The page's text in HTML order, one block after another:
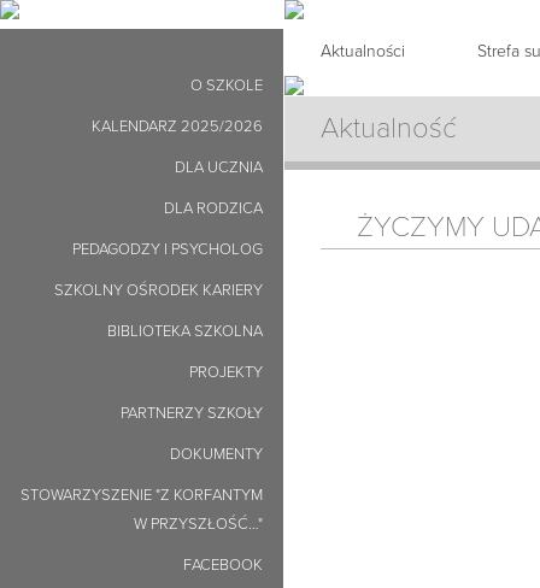
O SZKOLE
KALENDARZ 2025/2026
DLA UCZNIA
DLA RODZICA
PEDAGODZY I PSYCHOLOG
SZKOLNY OŚRODEK KARIERY
BIBLIOTEKA SZKOLNA
PROJEKTY
PARTNERZY SZKOŁY
DOKUMENTY
STOWARZYSZENIE "Z KORFANTYM
W PRZYSZŁOŚĆ…"
FACEBOOK
Aktualności Strefa
Aktualność
ŻYCZYMY